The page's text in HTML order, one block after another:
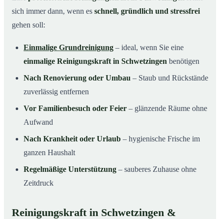
sich immer dann, wenn es schnell, gründlich und stressfrei
gehen soll:
Einmalige Grundreinigung – ideal, wenn Sie eine
einmalige Reinigungskraft in Schwetzingen benötigen
Nach Renovierung oder Umbau – Staub und Rückstände
zuverlässig entfernen
Vor Familienbesuch oder Feier – glänzende Räume ohne
Aufwand
Nach Krankheit oder Urlaub – hygienische Frische im
ganzen Haushalt
Regelmäßige Unterstützung – sauberes Zuhause ohne
Zeitdruck
Reinigungskraft in Schwetzingen &